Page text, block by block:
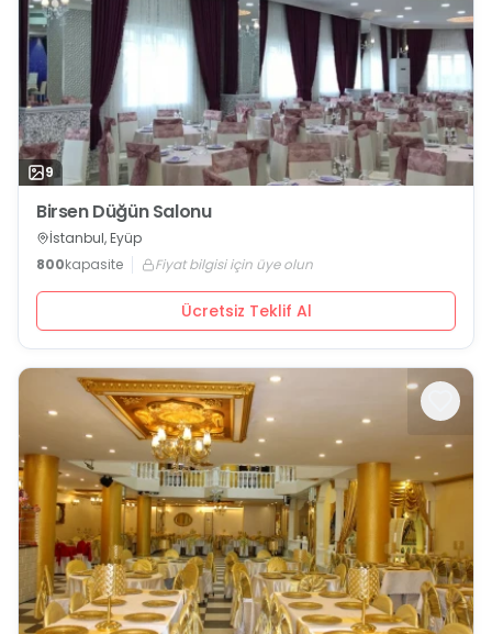
9
Birsen Düğün Salonu
İstanbul, Eyüp
800kapasite Fiyat bilgisi için üye olun
Ücretsiz Teklif Al